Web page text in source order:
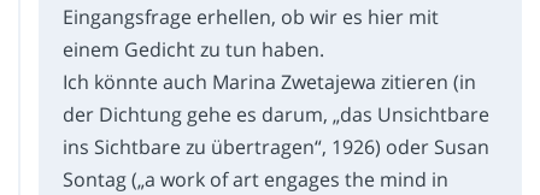
Eingangsfrage erhellen, ob wir es hier mit
einem Gedicht zu tun haben.
Ich könnte auch Marina Zwetajewa zitieren (in
der Dichtung gehe es darum, „das Unsichtbare
ins Sichtbare zu übertragen“, 1926) oder Susan
Sontag („a work of art engages the mind in